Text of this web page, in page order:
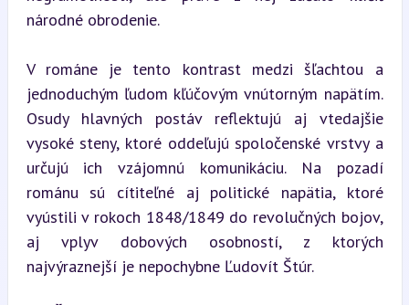
národné obrodenie.
V románe je tento kontrast medzi šľachtou a
jednoduchým ľudom kľúčovým vnútorným napätím.
Osudy hlavných postáv reflektujú aj vtedajšie
vysoké steny, ktoré oddeľujú spoločenské vrstvy a
určujú ich vzájomnú komunikáciu. Na pozadí
románu sú cítiteľné aj politické napätia, ktoré
vyústili v rokoch 1848/1849 do revolučných bojov,
aj vplyv dobových osobností, z ktorých
najvýraznejší je nepochybne Ľudovít Štúr.